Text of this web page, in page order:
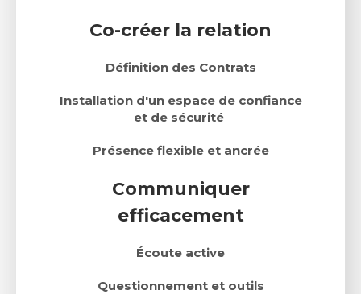
Co-créer la relation
Définition des Contrats
Installation d'un espace de confiance
et de sécurité
Présence flexible et ancrée
Communiquer
efficacement
Écoute active
Questionnement et outils